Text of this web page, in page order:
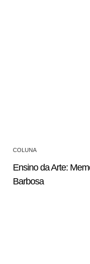
COLUNA
Ensino da Arte:
Barbosa